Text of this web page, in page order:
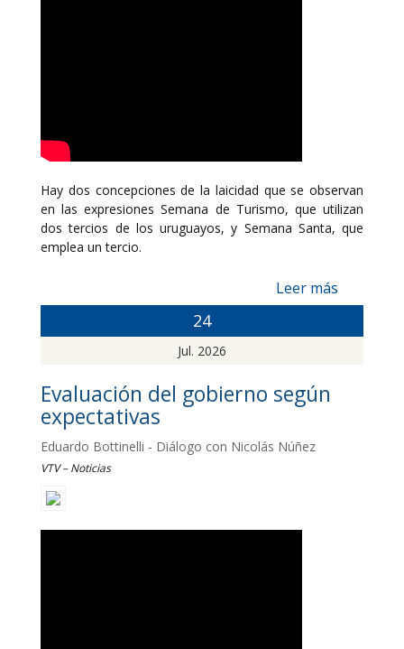
Hay dos concepciones de la laicidad que se observan
en las expresiones Semana de Turismo, que utilizan
dos tercios de los uruguayos, y Semana Santa, que
emplea un tercio.
Leer más
24
Jul. 2026
Evaluación del gobierno según
expectativas
Eduardo Bottinelli - Diálogo con Nicolás Núñez
VTV – Noticias